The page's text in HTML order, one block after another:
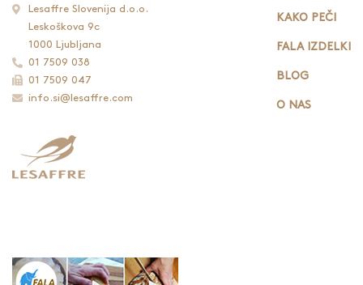
Lesaffre Slovenija d.o.o.
Leskoškova 9c
1000 Ljubljana
01 7509 038
01 7509 047
info.si@lesaffre.com
KAKO PEČI
FALA IZDELKI
BLOG
O NAS